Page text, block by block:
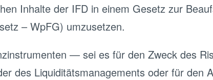
Inhalte der IFD in einem Gesetz zur
– WpFG) umzusetzen.
— sei es für den Zweck des
des Liquiditätsmanagements oder für den